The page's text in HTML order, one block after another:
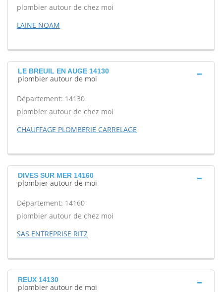
plombier autour de chez moi
LAINE NOAM
LE BREUIL EN AUGE 14130
plombier autour de moi
Département: 14130
plombier autour de chez moi
CHAUFFAGE PLOMBERIE CARRELAGE
DIVES SUR MER 14160
plombier autour de moi
Département: 14160
plombier autour de chez moi
SAS ENTREPRISE RITZ
REUX 14130
plombier autour de moi